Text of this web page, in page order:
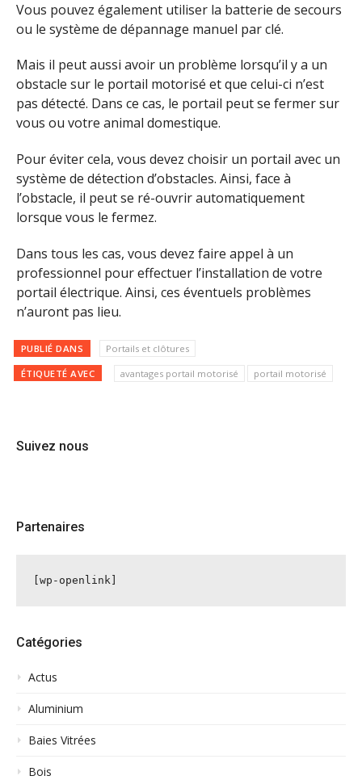
Vous pouvez également utiliser la batterie de secours
ou le système de dépannage manuel par clé.
Mais il peut aussi avoir un problème lorsqu’il y a un
obstacle sur le portail motorisé et que celui-ci n’est
pas détecté. Dans ce cas, le portail peut se fermer sur
vous ou votre animal domestique.
Pour éviter cela, vous devez choisir un portail avec un
système de détection d’obstacles. Ainsi, face à
l’obstacle, il peut se ré-ouvrir automatiquement
lorsque vous le fermez.
Dans tous les cas, vous devez faire appel à un
professionnel pour effectuer l’installation de votre
portail électrique. Ainsi, ces éventuels problèmes
n’auront pas lieu.
PUBLIÉ DANS Portails et clôtures
ÉTIQUETÉ AVEC avantages portail motorisé portail motorisé
Suivez nous
Partenaires
[wp-openlink]
Catégories
Actus
Aluminium
Baies Vitrées
Bois